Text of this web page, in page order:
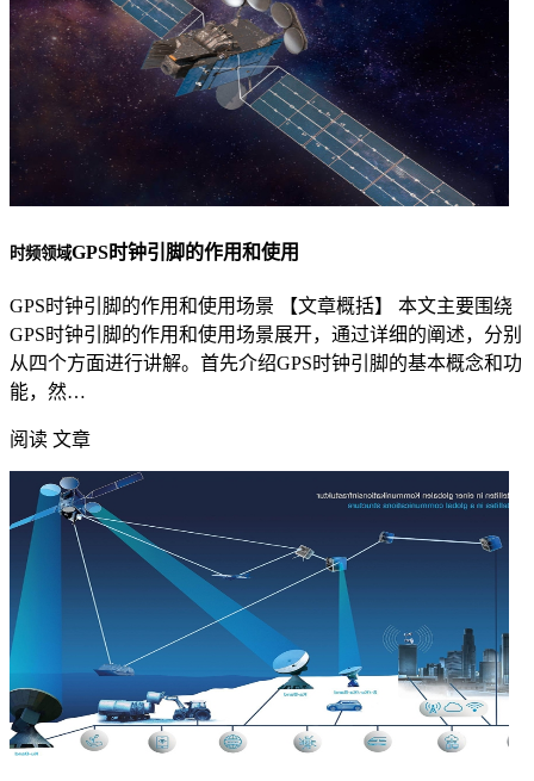
时频领域GPS时钟引脚的作用和使用
GPS时钟引脚的作用和使用场景 【文章概括】 本文主要围绕
GPS时钟引脚的作用和使用场景展开，通过详细的阐述，分别
从四个方面进行讲解。首先介绍GPS时钟引脚的基本概念和功
能，然…
阅读 文章